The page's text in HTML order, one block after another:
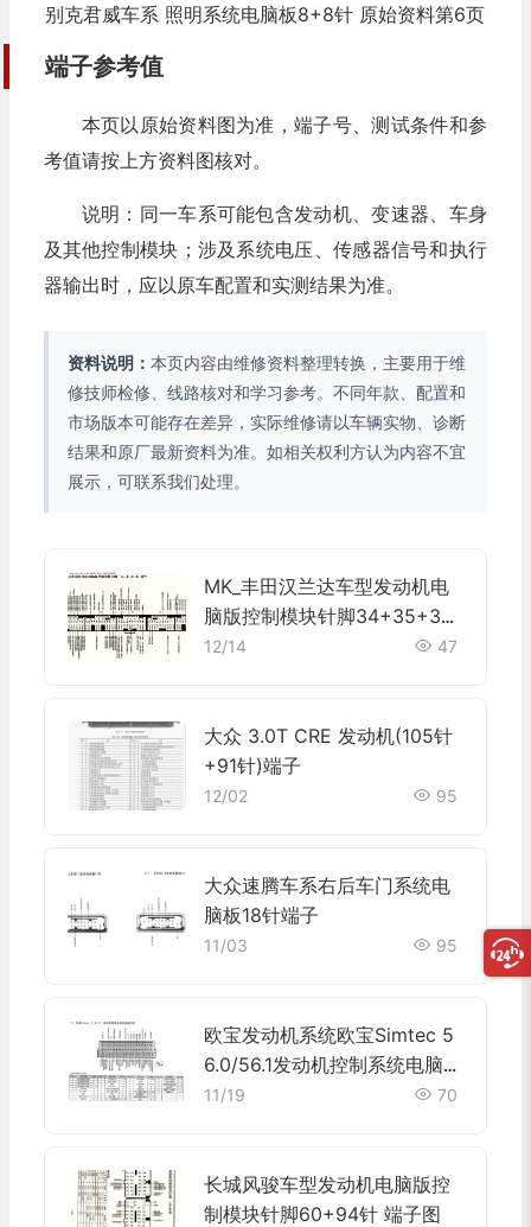
别克君威车系 照明系统电脑板8+8针 原始资料第6页
端子参考值
本页以原始资料图为准，端子号、测试条件和参
考值请按上方资料图核对。
说明：同一车系可能包含发动机、变速器、车身
及其他控制模块；涉及系统电压、传感器信号和执行
器输出时，应以原车配置和实测结果为准。
资料说明： 本页内容由维修资料整理转换，主要用于维
修技师检修、线路核对和学习参考。不同年款、配置和
市场版本可能存在差异，实际维修请以车辆实物、诊断
结果和原厂最新资料为准。如相关权利方认为内容不宜
展示，可联系我们处理。
MK_丰田汉兰达车型发动机电
脑版控制模块针脚34+35+32
+35+31针 端子图
12/14 47
大众 3.0T CRE 发动机(105针
+91针)端子
12/02 95
大众速腾车系右后车门系统电
脑板18针端子
11/03 95
欧宝发动机系统欧宝Simtec 5
6.0/56.1发动机控制系统电脑板
55针端子
11/19 70
长城风骏车型发动机电脑版控
制模块针脚60+94针 端子图